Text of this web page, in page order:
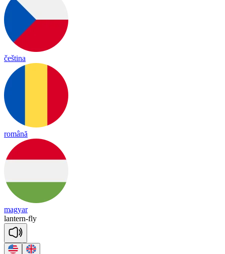
čeština
română
magyar
lantern-fly